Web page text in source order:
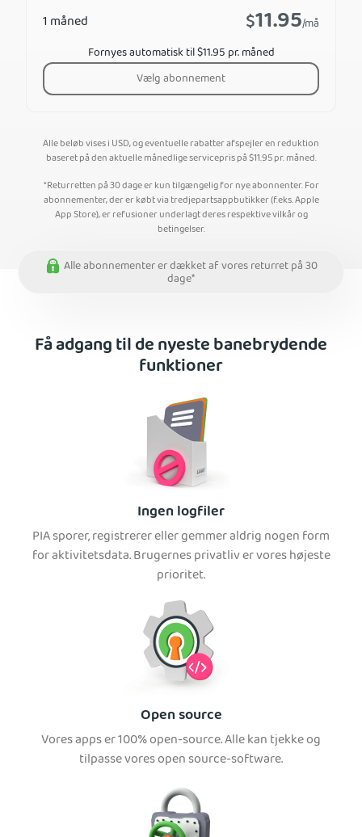
1 måned $11.95/må
Fornyes automatisk til $11.95 pr. måned
Vælg abonnement
Alle beløb vises i USD, og eventuelle rabatter afspejler en reduktion
baseret på den aktuelle månedlige servicepris på$11.95pr. måned.
*Returretten på 30 dage er kun tilgængelig for nye abonnenter. For
abonnementer, der er købt via tredjepartsappbutikker (f.eks. Apple
App Store), er refusioner underlagt deres respektive vilkår og
betingelser.
Alle abonnementer er dækket af vores returret på 30
dage*
Få adgang til de nyeste banebrydende
funktioner
Ingen logfiler
PIA sporer, registrerer eller gemmer aldrig nogen form
for aktivitetsdata. Brugernes privatliv er vores højeste
prioritet.
Open source
Vores apps er 100% open-source. Alle kan tjekke og
tilpasse vores open source-software.